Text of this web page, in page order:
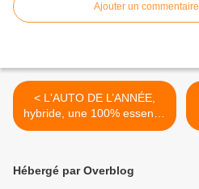
Ajouter un commentaire
< L'AUTO DE L’ANNÉE,
hybride, une 100% essence
usant d'une bonne vieille
Hébergé par Overblog